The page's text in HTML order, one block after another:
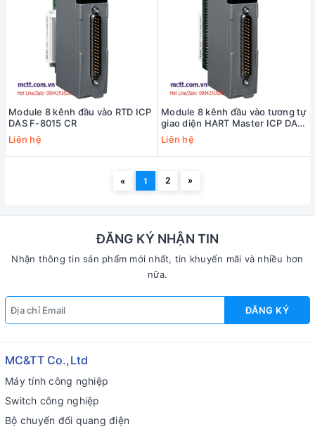
Module 8 kênh đầu vào RTD ICP
DAS F-8015 CR
Liên hệ
Module 8 kênh đầu vào tương tự
giao diện HART Master ICP DAS
F-8017CH CR
Liên hệ
« 1 2 »
ĐĂNG KÝ NHẬN TIN
Nhận thông tin sản phẩm mới nhất, tin khuyến mãi và nhiều hơn
nữa.
ĐĂNG KÝ
MC&TT Co.,Ltd
Máy tính công nghiệp
Switch công nghiệp
Bộ chuyển đổi quang điện